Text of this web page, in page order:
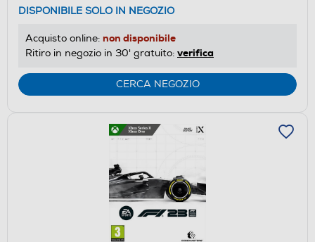
DISPONIBILE SOLO IN NEGOZIO
Acquisto online: non disponibile
Ritiro in negozio in 30' gratuito: verifica
CERCA NEGOZIO